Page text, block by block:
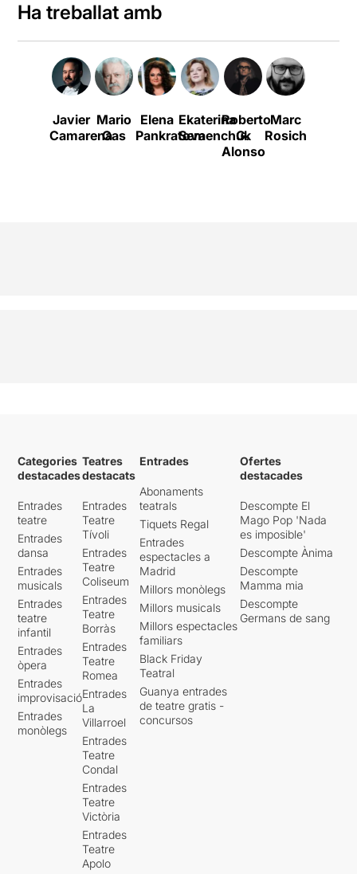
Ha treballat amb
Javier
Camarena
Mario
Gas
Elena
Pankratova
Ekaterina
Semenchuk
Roberto
G.
Alonso
Marc
Rosich
Categories
destacades
Entrades
teatre
Entrades
dansa
Entrades
musicals
Entrades
teatre
infantil
Entrades
òpera
Entrades
improvisació
Entrades
monòlegs
Teatres
destacats
Entrades
Teatre
Tívoli
Entrades
Teatre
Coliseum
Entrades
Teatre
Borràs
Entrades
Teatre
Romea
Entrades
La
Villarroel
Entrades
Teatre
Condal
Entrades
Teatre
Victòria
Entrades
Teatre
Apolo
Entrades
Abonaments
teatrals
Tiquets Regal
Entrades
espectacles a
Madrid
Millors monòlegs
Millors musicals
Millors espectacles
familiars
Black Friday
Teatral
Guanya entrades
de teatre gratis -
concursos
Ofertes
destacades
Descompte El
Mago Pop 'Nada
es imposible'
Descompte Ànima
Descompte
Mamma mia
Descompte
Germans de sang